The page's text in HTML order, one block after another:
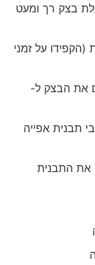
עד קבלת בצק רך ומעט
על זמני
הבצק ל-
אפייה
את התבנית